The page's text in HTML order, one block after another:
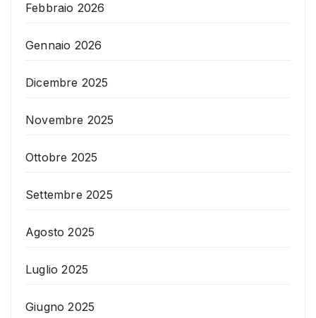
Febbraio 2026
Gennaio 2026
Dicembre 2025
Novembre 2025
Ottobre 2025
Settembre 2025
Agosto 2025
Luglio 2025
Giugno 2025